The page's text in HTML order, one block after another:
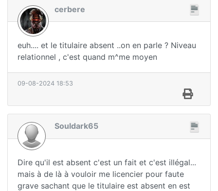
cerbere
euh.... et le titulaire absent ..on en parle ? Niveau
relationnel , c'est quand m^me moyen
09-08-2024 18:53
Souldark65
Dire qu'il est absent c'est un fait et c'est illégal...
mais à de là à vouloir me licencier pour faute
grave sachant que le titulaire est absent en est